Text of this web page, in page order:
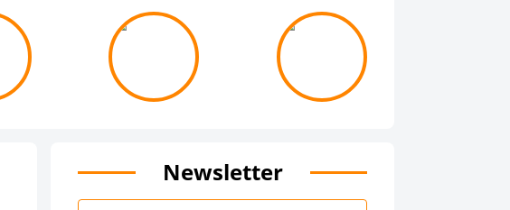
Newsletter